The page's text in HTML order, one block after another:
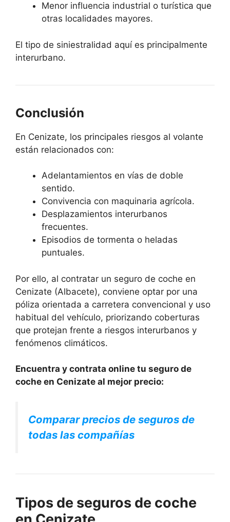
Menor influencia industrial o turística que
otras localidades mayores.
El tipo de siniestralidad aquí es principalmente
interurbano.
Conclusión
En Cenizate, los principales riesgos al volante
están relacionados con:
Adelantamientos en vías de doble
sentido.
Convivencia con maquinaria agrícola.
Desplazamientos interurbanos
frecuentes.
Episodios de tormenta o heladas
puntuales.
Por ello, al contratar un seguro de coche en
Cenizate (Albacete), conviene optar por una
póliza orientada a carretera convencional y uso
habitual del vehículo, priorizando coberturas
que protejan frente a riesgos interurbanos y
fenómenos climáticos.
Encuentra y contrata online tu seguro de
coche en Cenizate al mejor precio:
Comparar precios de seguros de
todas las compañías
Tipos de seguros de coche